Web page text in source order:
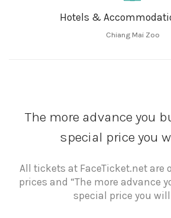
Hotels &
Chiang Mai Zoo
The more advance you
special price you
All tickets at FaceTicket.net are
prices and “The more advance
special price you will